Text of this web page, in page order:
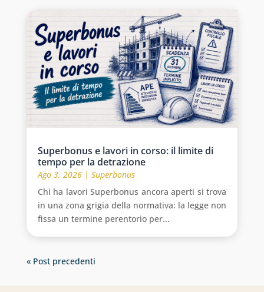
Superbonus e lavori in corso: il limite di
tempo per la detrazione
Ago 3, 2026| Superbonus
Chi ha lavori Superbonus ancora aperti si trova
in una zona grigia della normativa: la legge non
fissa un termine perentorio per...
« Post precedenti